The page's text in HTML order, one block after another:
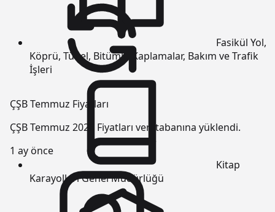
ÇŞB Temmuz Fiyatları
ÇŞB Temmuz 2026 Fiyatları veri tabanına yüklendi.
1 ay önce
Fasikül Yol,
Köprü, Tünel, Bitümlü Kaplamalar, Bakım ve Trafik
İşleri
Kitap
Karayolları Genel Müdürlüğü